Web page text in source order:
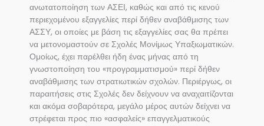
ανωτατοποίηση των ΑΣΕΙ, καθώς και από τις κενού
περιεχομένου εξαγγελίες περί δήθεν αναβάθμισης των
ΑΣΣΥ, οι οποίες με βάση τις εξαγγελίες σας θα πρέπει
να μετονομαστούν σε Σχολές Μονίμως Υπαξιωματικών.
Ομοίως, έχει παρέλθει ήδη ένας μήνας από τη
γνωστοποίηση του «προγραμματισμού» περί δήθεν
αναβάθμισης των στρατιωτικών σχολών. Περιέργως, οι
παραιτήσεις στις Σχολές δεν δείχνουν να αναχαιτίζονται
και ακόμα σοβαρότερα, μεγάλο μέρος αυτών δείχνει να
στρέφεται προς πιο «ασφαλείς» επαγγελματικούς